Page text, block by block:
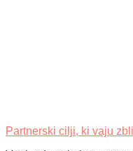
Partnerski cilji, ki vaju